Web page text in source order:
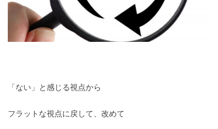
「ない」と感じる視点から
フラットな視点に戻して、改めて